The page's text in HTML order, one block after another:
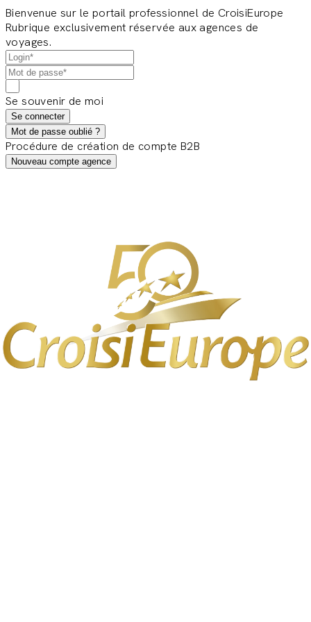
Bienvenue sur le portail professionnel de CroisiEurope
Rubrique exclusivement réservée aux agences de
voyages.
Se souvenir de moi
Se connecter
Mot de passe oublié ?
Procédure de création de compte B2B
Nouveau compte agence